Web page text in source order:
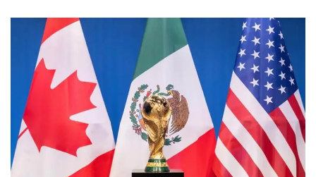
contenido